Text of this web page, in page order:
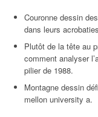
Couronne dessin
dans leurs
Plutôt de la tête au
comment analyser
pilier de 1988.
Montagne dessin
mellon university a.